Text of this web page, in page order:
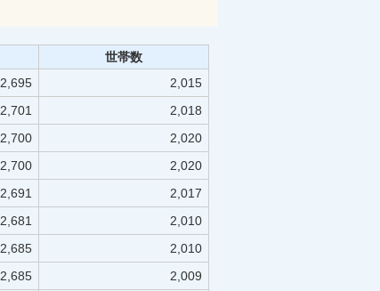
世帯数
2,695
2,015
2,701
2,018
2,700
2,020
2,700
2,020
2,691
2,017
2,681
2,010
2,685
2,010
2,685
2,009